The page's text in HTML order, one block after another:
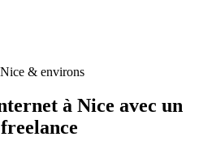
Nice & environs
à Nice avec un